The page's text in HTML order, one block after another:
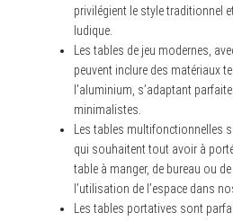
privilégient le style traditionnel
ludique.
Les tables de jeu modernes,
peuvent inclure des matériaux
l’aluminium, s’adaptant
minimalistes.
Les tables multifonctionnelles
qui souhaitent tout avoir à
table à manger, de bureau ou
l’utilisation de l’espace dans
Les tables portatives sont